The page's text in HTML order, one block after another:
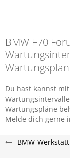
BMW F70
Du hast kannst
Wartungspläne
Melde dich gerne
BMW